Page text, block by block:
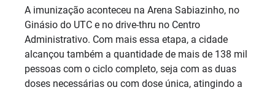
A imunização aconteceu na Arena Sabiazinho, no
Ginásio do UTC e no drive-thru no Centro
Administrativo. Com mais essa etapa, a cidade
alcançou também a quantidade de mais de 138 mil
pessoas com o ciclo completo, seja com as duas
doses necessárias ou com dose única, atingindo a